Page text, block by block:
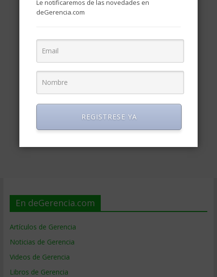
En deGerencia.com
Artículos de Gerencia
Noticias de Gerencia
Videos de Gerencia
Libros de Gerencia
Le notificaremos de las novedades en
deGerencia.com
REGISTRESE YA